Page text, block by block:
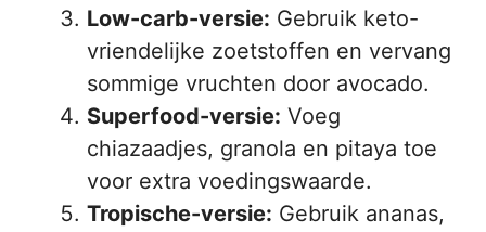
Low-carb-versie: Gebruik keto-
vriendelijke zoetstoffen en vervang
sommige vruchten door avocado.
Superfood-versie: Voeg
chiazaadjes, granola en pitaya toe
voor extra voedingswaarde.
Tropische-versie: Gebruik ananas,